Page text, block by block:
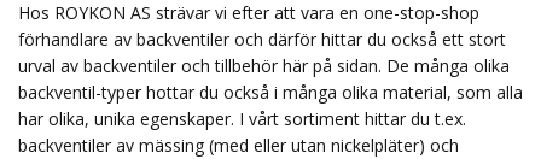
Hos ROYKON AS strävar vi efter att vara en one-stop-shop
förhandlare av backventiler och därför hittar du också ett stort
urval av backventiler och tillbehör här på sidan. De många olika
backventil-typer hottar du också i många olika material, som alla
har olika, unika egenskaper. I vårt sortiment hittar du t.ex.
backventiler av mässing (med eller utan nickelpläter) och